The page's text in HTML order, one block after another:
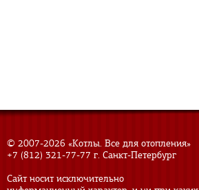
© 2007-2026 «Котлы. Все для отопления»
+7 (812) 321-77-77 г. Санкт-Петербург
Сайт носит исключительно